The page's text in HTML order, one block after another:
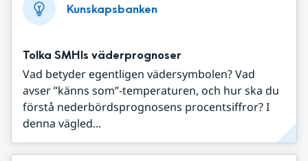
Kunskapsbanken
Tolka SMHIs väderprognoser
Vad betyder egentligen vädersymbolen? Vad
avser ”känns som”-temperaturen, och hur ska du
förstå nederbördsprognosens procentsiffror? I
denna vägled...